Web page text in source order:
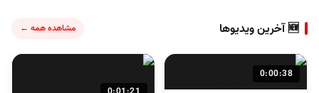
🆕 آخرین ویدیوها مشاهده همه ←
0:00:38